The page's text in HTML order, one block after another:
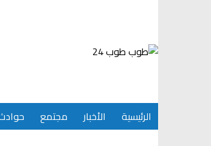
الرئيسية الأخبار مجتمع